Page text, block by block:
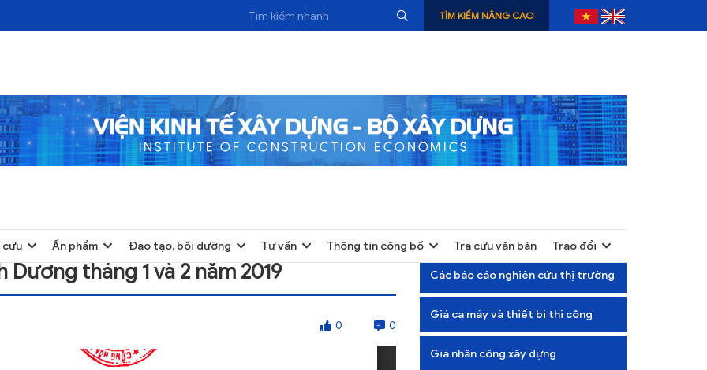
TÌM KIẾM NÂNG CAO
cứu Ấn phẩm Đào tạo, bồi dưỡng Tư vấn Thông tin công bố Tra cứu văn bản Trao đổi
tháng 1 và 2 năm 2019
0 0
Các báo cáo nghiên cứu thị trường
Giá ca máy và thiết bị thi công
Giá nhân công xây dựng